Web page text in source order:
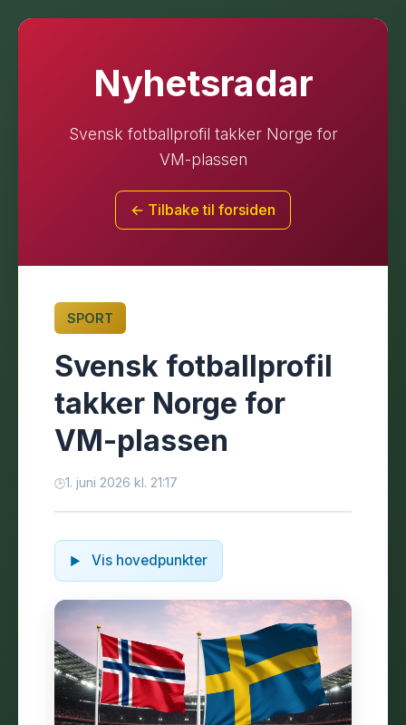
Nyhetsradar
Svensk fotballprofil takker Norge for
VM-plassen
← Tilbake til forsiden
SPORT
Svensk fotballprofil
takker Norge for
VM-plassen
1. juni 2026 kl. 21:17
Vis hovedpunkter